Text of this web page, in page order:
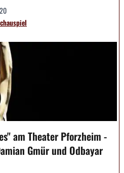
am Theater Pforzheim -
Gmür und Odbayar